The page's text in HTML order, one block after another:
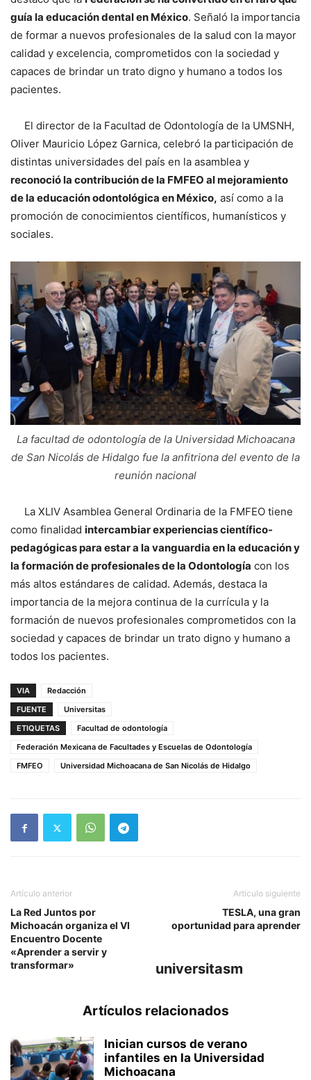
guía la educación dental en México. Señaló la importancia
de formar a nuevos profesionales de la salud con la mayor
calidad y excelencia, comprometidos con la sociedad y
capaces de brindar un trato digno y humano a todos los
pacientes.
El director de la Facultad de Odontología de la UMSNH,
Oliver Mauricio López Garnica, celebró la participación de
distintas universidades del país en la asamblea y
reconoció la contribución de la FMFEO al mejoramiento
de la educación odontológica en México, así como a la
promoción de conocimientos científicos, humanísticos y
sociales.
La facultad de odontología de la Universidad Michoacana
de San Nicolás de Hidalgo fue la anfitriona del evento de la
reunión nacional
La XLIV Asamblea General Ordinaria de la FMFEO tiene
como finalidad intercambiar experiencias científico-
pedagógicas para estar a la vanguardia en la educación y
la formación de profesionales de la Odontología con los
más altos estándares de calidad. Además, destaca la
importancia de la mejora continua de la currícula y la
formación de nuevos profesionales comprometidos con la
sociedad y capaces de brindar un trato digno y humano a
todos los pacientes.
VIA
Redacción
FUENTE
Universitas
ETIQUETAS
Facultad de odontología
Federación Mexicana de Facultades y Escuelas de Odontología
FMFEO
Universidad Michoacana de San Nicolás de Hidalgo
Artículo anterior
La Red Juntos por
Michoacán organiza el VI
Encuentro Docente
«Aprender a servir y
transformar»
Artículo siguiente
TESLA, una gran
oportunidad para aprender
universitasm
Artículos relacionados
Inician cursos de verano
infantiles en la Universidad
Michoacana